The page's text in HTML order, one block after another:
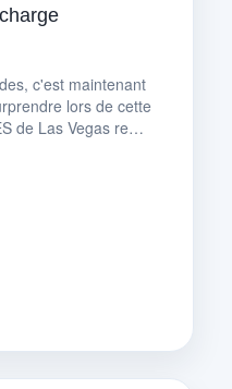
c'est maintenant
lors de cette
de Las Vegas re…